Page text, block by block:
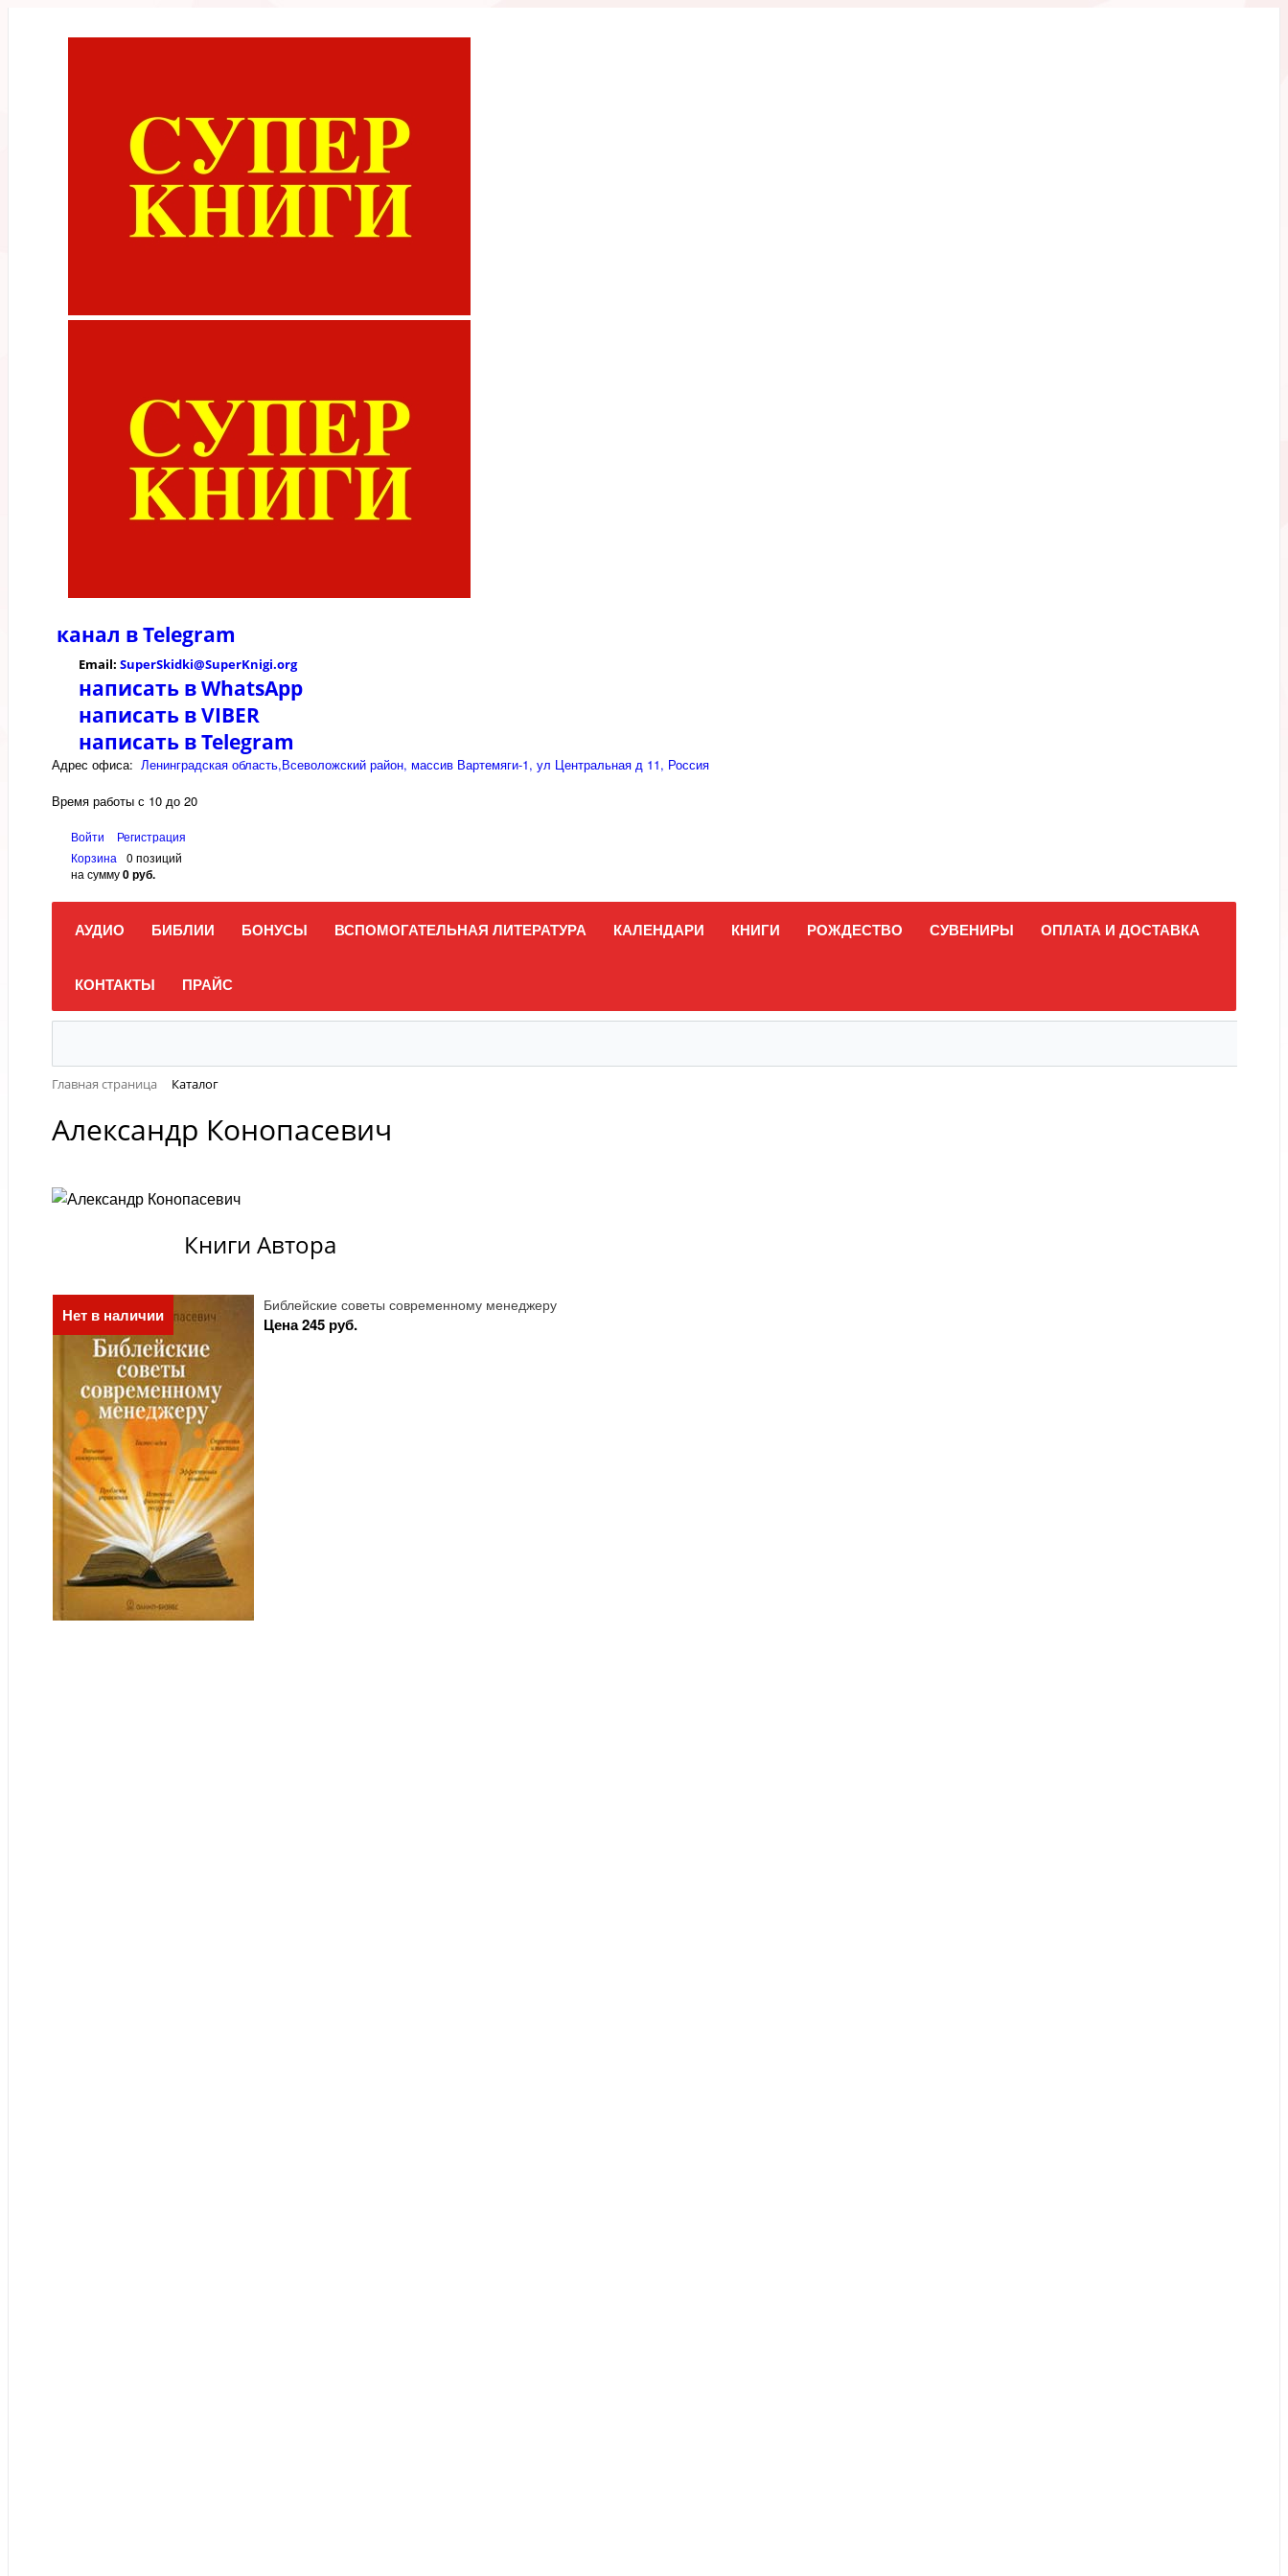
канал вTelegram
Email: SuperSkidki@SuperKnigi.org
написать в WhatsApp
написать в VIBER
написать в Telegram
Адрес офиса: Ленинградская область,Всеволожский район, массив Вартемяги-1, ул Центральная д 11, Россия
Время работы с 10 до 20
Войти
Регистрация
Корзина
0 позиций
на сумму0 руб.
АУДИО БИБЛИИ БОНУСЫ ВСПОМОГАТЕЛЬНАЯ ЛИТЕРАТУРА КАЛЕНДАРИ КНИГИ РОЖДЕСТВО СУВЕНИРЫ ОПЛАТА И ДОСТАВКА
КОНТАКТЫ ПРАЙС
Главная страница Каталог
Александр Конопасевич
Книги Автора
Нет в наличии Библейские советы современному менеджеру
Цена 245 руб.